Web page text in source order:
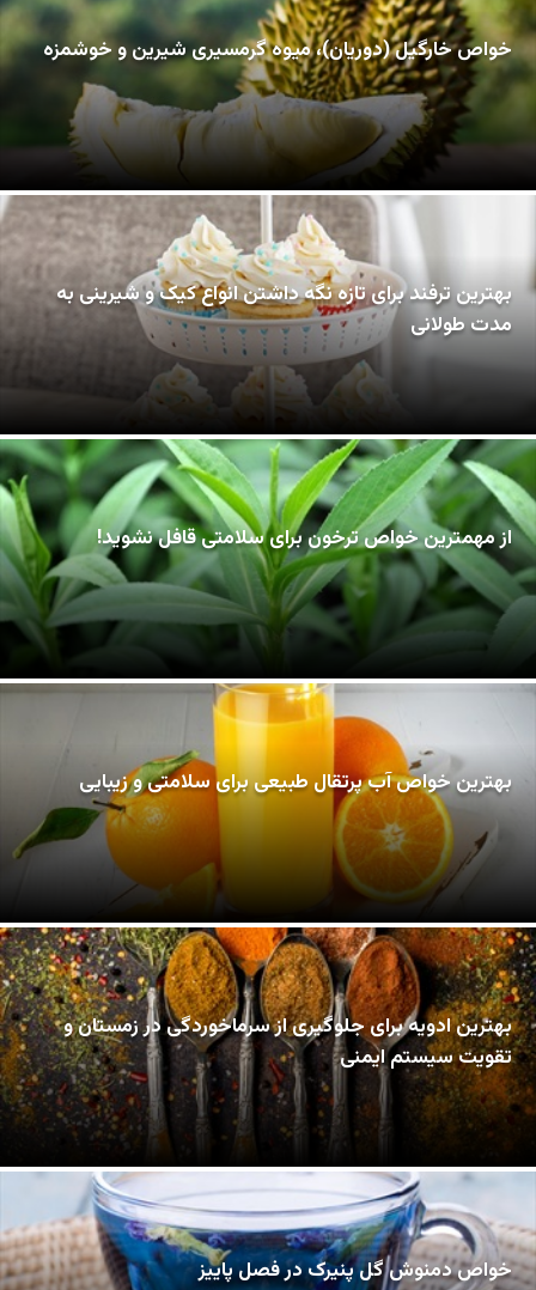
خواص خارگیل (دوریان)، میوه گرمسیری شیرین و خوشمزه
بهترین ترفند برای تازه نگه داشتن انواع کیک و شیرینی به
مدت طولانی
از مهمترین خواص ترخون برای سلامتی قافل نشوید!
بهترین خواص آب پرتقال طبیعی برای سلامتی و زیبایی
بهترین ادویه برای جلوگیری از سرماخوردگی در زمستان و
تقویت سیستم ایمنی
خواص دمنوش گل پنیرک در فصل پاییز